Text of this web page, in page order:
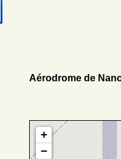
Aérodrome de
+
−